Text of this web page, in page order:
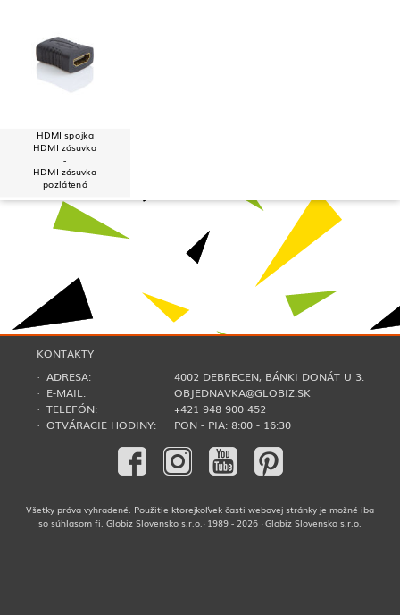
HDMI spojka
HDMI zásuvka
-
HDMI zásuvka
pozlátená
KONTAKTY
· ADRESA:
4002 DEBRECEN, BÁNKI DONÁT U 3.
· E-MAIL:
OBJEDNAVKA@GLOBIZ.SK
· TELEFÓN:
+421 948 900 452
· OTVÁRACIE HODINY:
PON - PIA: 8:00 - 16:30
Všetky práva vyhradené. Použitie ktorejkoľvek časti webovej stránky je možné iba
so súhlasom fi. Globiz Slovensko s.r.o.· 1989 - 2026 · Globiz Slovensko s.r.o.